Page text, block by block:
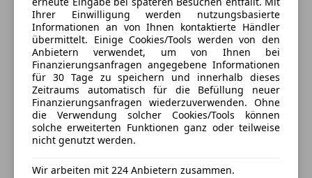
Reifendruckkontrollsystem
Seitenairbag
Servolenkung
Spurhalteassistent
Tagfahrlicht
Traktionskontrolle
Verkehrszeichenerkennung
Voll-LED Scheinwerfer
Wegfahrsperre
Zentralverriegelung
-uvm.
-Eintausch möglich auf Anfrage
-Zustellung möglich auf Anfrage
Für Fragen stehen wir Ihnen gerne jederzeit zur
Verfügung!
Deine Nachricht
Ihrer Einwilligung werden nutzungsbasierte
Informationen an von Ihnen kontaktierte Händler
übermittelt. Einige Cookies/Tools werden von den
Anbietern verwendet, um von Ihnen bei
Finanzierungsanfragen angegebene Informationen
für 30 Tage zu speichern und innerhalb dieses
Zeitraums automatisch für die Befüllung neuer
Finanzierungsanfragen wiederzuverwenden. Ohne
die Verwendung solcher Cookies/Tools können
solche erweiterten Funktionen ganz oder teilweise
nicht genutzt werden.
Wir arbeiten mit 224 Anbietern zusammen.